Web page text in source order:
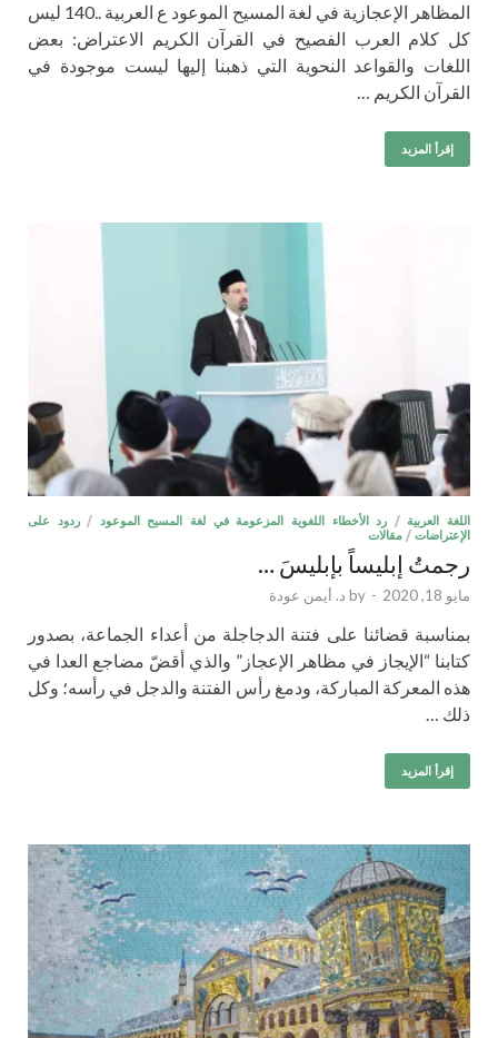
المظاهر الإعجازية في لغة المسيح الموعود ع العربية ..140 ليس
كل كلام العرب الفصيح في القرآن الكريم الاعتراض: بعض
اللغات والقواعد النحوية التي ذهبنا إليها ليست موجودة في
القرآن الكريم …
إقرأ المزيد
اللغة العربية/ رد الأخطاء اللغوية المزعومة في لغة المسيح الموعود /ردود على
الإعتراضات / مقالات
رجمتُ إبليساً بإبليسَ …
مايو 18, 2020 -
by د. أيمن عودة
بمناسبة قضائنا على فتنة الدجاجلة من أعداء الجماعة، بصدور
كتابنا “الإيجاز في مظاهر الإعجاز” والذي أقضّ مضاجع العدا في
هذه المعركة المباركة، ودمغ رأس الفتنة والدجل في رأسه؛ وكل
ذلك …
إقرأ المزيد